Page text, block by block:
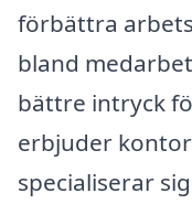
förbättra
bland
bättre intryck
erbjuder
specialiserar